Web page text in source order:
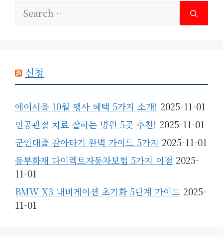
Search
for:
신청
에어서울 10월 행사 혜택 5가지 소개! 2025-11-01
인공관절 치료 잘하는 병원 5곳 추천! 2025-11-01
군인대출 갈아타기 완벽 가이드 5가지 2025-11-01
동부화재 다이렉트자동차보험 5가지 이점 2025-
11-01
BMW X3 내비게이션 초기화 5단계 가이드 2025-
11-01